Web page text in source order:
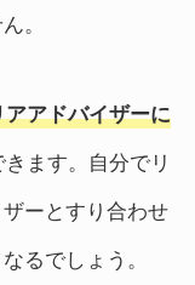
。
アアドバイザーに
ます。自分でリ
ーとすり合わせ
るでしょう。